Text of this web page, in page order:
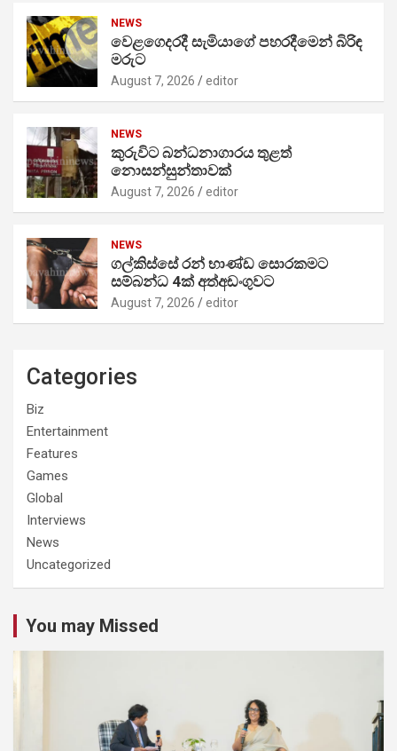
NEWS
වෙළගෙදරදී සැමියාගේ පහරදීමෙන් බිරිඳ
මරුට
August 7, 2026 editor
NEWS
කුරුවිට බන්ධනාගාරය තුළත්
නොසන්සුන්තාවක්
August 7, 2026 editor
NEWS
ගල්කිස්සේ රන් භාණ්ඩ සොරකමට
සම්බන්ධ 4ක් අත්අඩංගුවට
August 7, 2026 editor
Categories
Biz
Entertainment
Features
Games
Global
Interviews
News
Uncategorized
You may Missed